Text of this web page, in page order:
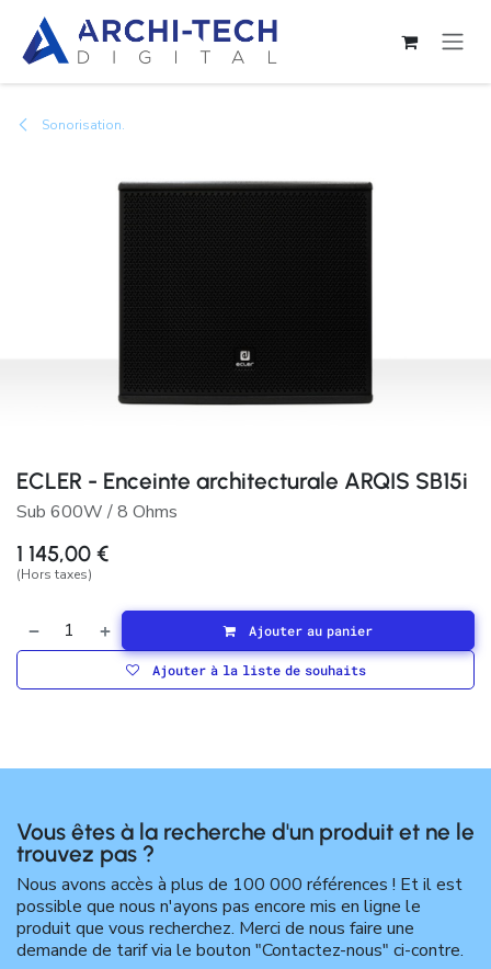
Sonorisation.
ECLER - Enceinte architecturale ARQIS SB15i
Sub 600W / 8 Ohms
1 145,00 €
(Hors taxes)
Ajouter au panier
Ajouter à la liste de souhaits
Vous êtes à la recherche d'un produit et ne le
trouvez pas ?
Nous avons accès à plus de 100 000 références ! Et il est
possible que nous n'ayons pas encore mis en ligne le
produit que vous recherchez. Merci de nous faire une
demande de tarif via le bouton "Contactez-nous" ci-contre.